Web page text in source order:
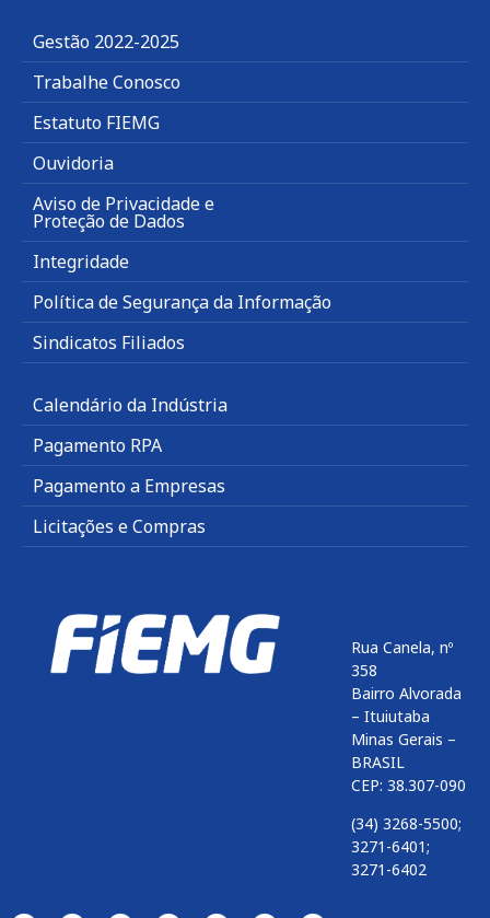
Gestão 2022-2025
Trabalhe Conosco
Estatuto FIEMG
Ouvidoria
Aviso de Privacidade e
Proteção de Dados
Integridade
Política de Segurança da Informação
Sindicatos Filiados
Calendário da Indústria
Pagamento RPA
Pagamento a Empresas
Licitações e Compras
Rua Canela, nº
358
Bairro Alvorada
– Ituiutaba
Minas Gerais –
BRASIL
CEP: 38.307-090
(34) 3268-5500;
3271-6401;
3271-6402